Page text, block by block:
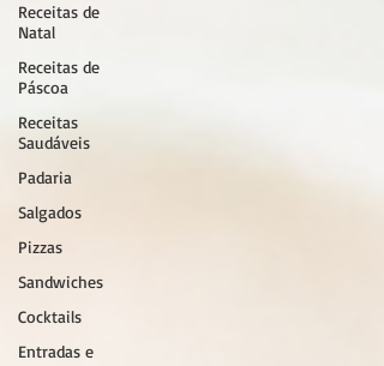
Receitas de
Natal
Receitas de
Páscoa
Receitas
Saudáveis
Padaria
Salgados
Pizzas
Sandwiches
Cocktails
Entradas e